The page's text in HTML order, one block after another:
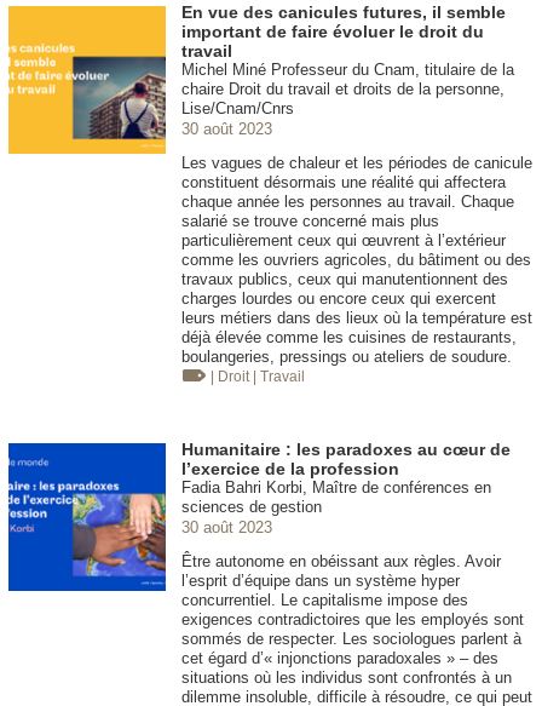
En vue des canicules futures, il semble
important de faire évoluer le droit du
travail
Michel Miné Professeur du Cnam, titulaire de la
chaire Droit du travail et droits de la personne,
Lise/Cnam/Cnrs
30 août 2023
Les vagues de chaleur et les périodes de canicule
constituent désormais une réalité qui affectera
chaque année les personnes au travail. Chaque
salarié se trouve concerné mais plus
particulièrement ceux qui œuvrent à l’extérieur
comme les ouvriers agricoles, du bâtiment ou des
travaux publics, ceux qui manutentionnent des
charges lourdes ou encore ceux qui exercent
leurs métiers dans des lieux où la température est
déjà élevée comme les cuisines de restaurants,
boulangeries, pressings ou ateliers de soudure.
| Droit | Travail
Humanitaire : les paradoxes au cœur de
l’exercice de la profession
Fadia Bahri Korbi, Maître de conférences en
sciences de gestion
30 août 2023
Être autonome en obéissant aux règles. Avoir
l’esprit d’équipe dans un système hyper
concurrentiel. Le capitalisme impose des
exigences contradictoires que les employés sont
sommés de respecter. Les sociologues parlent à
cet égard d’« injonctions paradoxales » – des
situations où les individus sont confrontés à un
dilemme insoluble, difficile à résoudre, ce qui peut